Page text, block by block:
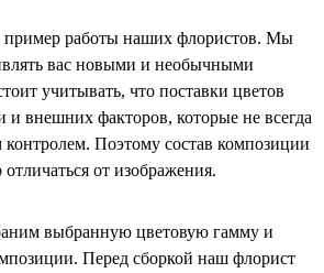
пример работы наших флористов. Мы
вас новыми и необычными
учитывать, что поставки цветов
и внешних факторов, которые не всегда
Поэтому состав композиции
от изображения.
выбранную цветовую гамму и
Перед сборкой наш флорист